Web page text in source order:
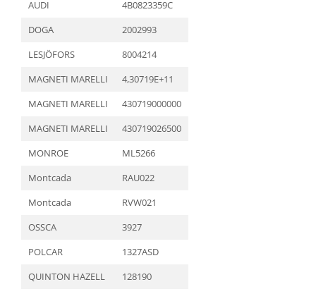
AUDI
4B0823359C
DOGA
2002993
LESJÖFORS
8004214
MAGNETI MARELLI
4,30719E+11
MAGNETI MARELLI
430719000000
MAGNETI MARELLI
430719026500
MONROE
ML5266
Montcada
RAU022
Montcada
RVW021
OSSCA
3927
POLCAR
1327ASD
QUINTON HAZELL
128190